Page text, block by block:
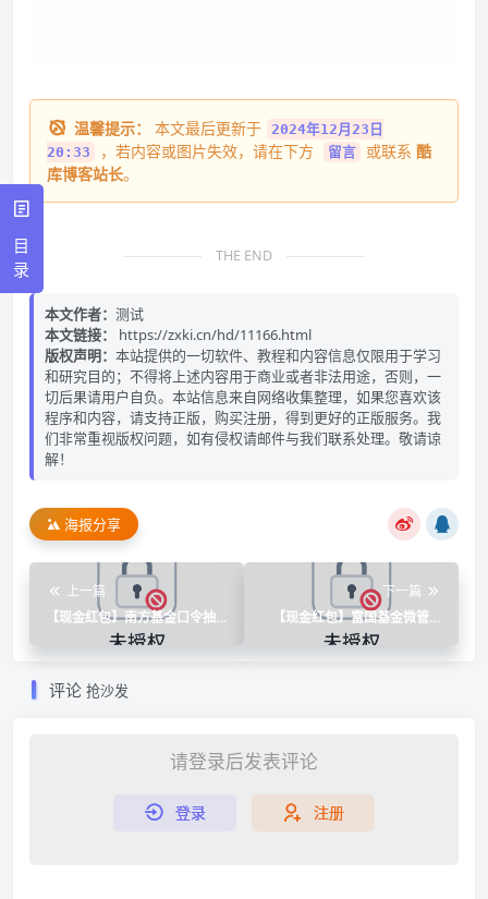
温馨提示： 本文最后更新于 2024年12月23日
20:33
，若内容或图片失效，请在下方 留言 或联系 酷
库博客站长。
THE END
本文作者： 测试
本文链接：
https://zxki.cn/hd/11166.html
版权声明： 本站提供的一切软件、教程和内容信息仅限用于学习
和研究目的；不得将上述内容用于商业或者非法用途，否则，一
切后果请用户自负。本站信息来自网络收集整理，如果您喜欢该
程序和内容，请支持正版，购买注册，得到更好的正版服务。我
们非常重视版权问题，如有侵权请邮件与我们联系处理。敬请谅
解！
海报分享
上一篇
【现金红包】南方基金口令抽
下一篇
【现金红包】富国基金微管家
评论 抢沙发
请登录后发表评论
登录 注册
目
录